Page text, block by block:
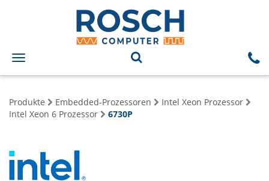
Toggle
navigation
Produkte Embedded-Prozessoren
Intel Xeon Prozessor
Intel Xeon 6 Prozessor
6730P